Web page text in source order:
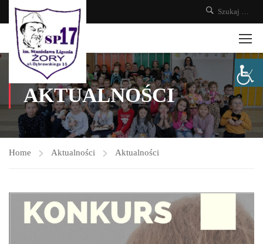
AKTUALNOŚCI
Home Aktualności Aktualności